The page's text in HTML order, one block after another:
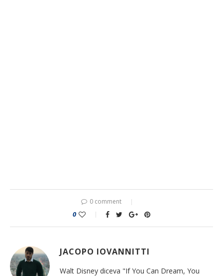
0 comment
0
JACOPO IOVANNITTI
Walt Disney diceva "If You Can Dream, You